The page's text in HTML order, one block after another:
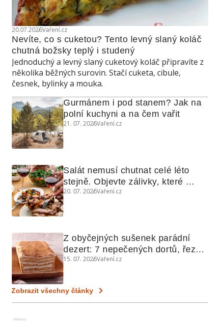
20.07.2026Vaření.cz
Nevíte, co s cuketou? Tento levný slaný koláč
chutná božsky teplý i studený
Jednoduchý a levný slaný cuketový koláč připravíte z
několika běžných surovin. Stačí cuketa, cibule,
česnek, bylinky a mouka.
Gurmánem i pod stanem? Jak na
polní kuchyni a na čem vařit
21. 07. 2026Vaření.cz
Salát nemusí chutnat celé léto
stejně. Objevte zálivky, které
využijete i na maso, nudle nebo
20. 07. 2026Vaření.cz
Z obyčejných sušenek parádní
dezert: 7 nepečených dortů, řezů
a koláčů
15. 07. 2026Vaření.cz
Zobrazit všechny články
Reklama